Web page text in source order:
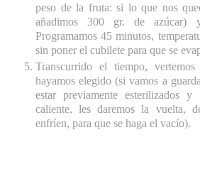
peso de la fruta: si lo que nos
añadimos 300 gr. de
Programamos 45 minutos,
sin poner el cubilete para que se
Transcurrido el tiempo,
hayamos elegido (si vamos a
estar previamente esterilizados
caliente, les daremos la vuelta,
enfríen, para que se haga el vacío).